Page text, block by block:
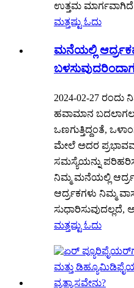
ಉತ್ತಮ
ಮತ್ತಷ್ಟು ಓದು
ಮನೆಯಲ್ಲಿ
2024-02-27 ರಂದು
ಹವಾಮಾನ
ಒಣಗುತ್ತಿದ್ದಂತೆ,
ಮೇಲೆ ಅದರ
ಸಮಸ್ಯೆಯನ್ನು
ನಿಮ್ಮ ಮನೆಯಲ್ಲಿ
ಆರ್ದ್ರಕಗಳು ನಿಮ್ಮ
ಸುಧಾರಿಸುವುದಲ್ಲದೆ,
ಮತ್ತಷ್ಟು ಓದು